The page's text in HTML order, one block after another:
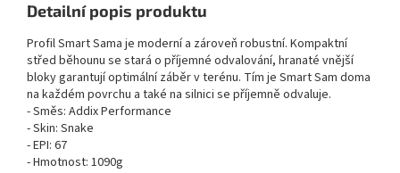
Detailní popis produktu
Profil Smart Sama je moderní a zároveň robustní. Kompaktní
střed běhounu se stará o příjemné odvalování, hranaté vnější
bloky garantují optimální záběr v terénu. Tím je Smart Sam doma
na každém povrchu a také na silnici se příjemně odvaluje.
- Směs: Addix Performance
- Skin: Snake
- EPI: 67
- Hmotnost: 1090g